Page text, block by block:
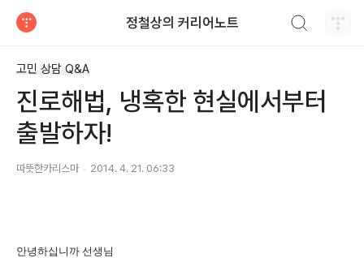
정철상의 커리어노트
고민 상담 Q&A
진로해법, 냉혹한 현실에서부터
출발하자!
따뜻한카리스마 2014. 4. 21. 06:33
안녕하십니까 선생님